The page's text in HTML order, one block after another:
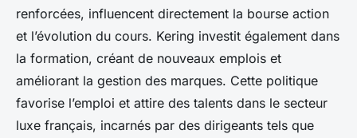
renforcées, influencent directement la bourse action
et l’évolution du cours. Kering investit également dans
la formation, créant de nouveaux emplois et
améliorant la gestion des marques. Cette politique
favorise l’emploi et attire des talents dans le secteur
luxe français, incarnés par des dirigeants tels que